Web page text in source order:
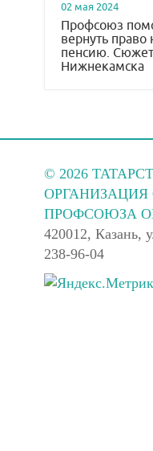
02 мая 2024
Профсоюз
вернуть право
пенсию.
Нижнекамска
© 2026
ПРОФСОЮЗА
420012, Казань,
238-96-04